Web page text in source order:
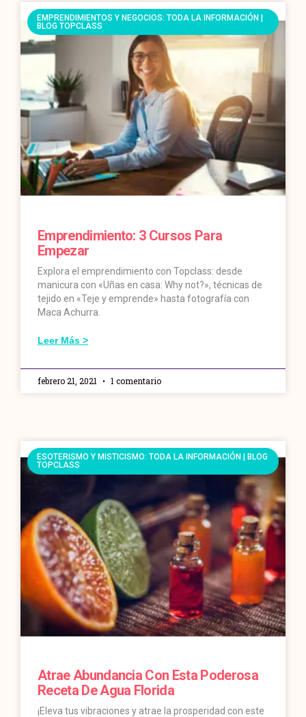
EMPRENDIMIENTOS Y NEGOCIOS: TODA LA INFORMACIÓN |
BLOG TOPCLASS
Emprendimiento: 3 Cursos Para
Empezar
Explora el emprendimiento con Topclass: desde
manicura con «Uñas en casa: Why not?», técnicas de
tejido en «Teje y emprende» hasta fotografía con
Maca Achurra.
Leer Más >
febrero 21, 2021 1 comentario
ESOTERISMO Y MISTICISMO: TODA LA INFORMACIÓN | BLOG
TOPCLASS
Atrae Abundancia Con Esta Poderosa
Receta De Agua Florida
¡Eleva tus vibraciones y atrae la prosperidad con este